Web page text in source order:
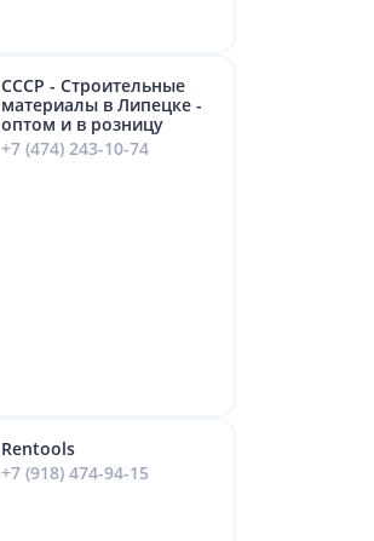
СССР - Строительные
материалы в Липецке -
оптом и в розницу
+7 (474) 243-10-74
Rentools
+7 (918) 474-94-15